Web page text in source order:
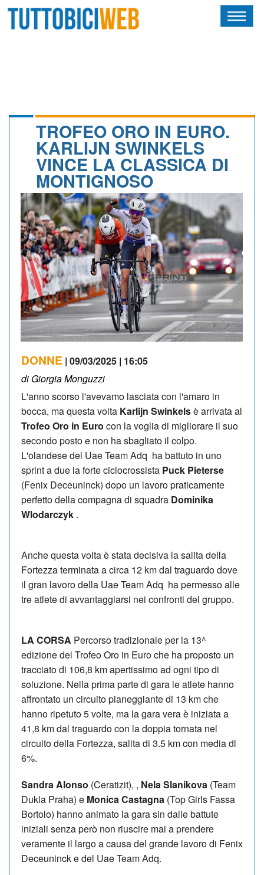
CALENDARIO
ALBI D'ORO
NEWSLETTER
TROFEO ORO IN EURO.
KARLIJN SWINKELS
VINCE LA CLASSICA DI
MONTIGNOSO
DONNE | 09/03/2025 | 16:05
di Giorgia Monguzzi
L'anno scorso l'avevamo lasciata con l'amaro in
bocca, ma questa volta Karlijn Swinkelsè arrivata al
Trofeo Oro in Euro con la voglia di migliorare il suo
secondo posto e non ha sbagliato il colpo.
L'olandese del Uae Team Adq ha battuto in uno
sprint a due la forte ciclocrossista Puck Pieterse
(Fenix Deceuninck) dopo un lavoro praticamente
perfetto della compagna di squadra Dominika
Wlodarczyk .
Anche questa volta è stata decisiva la salita della
Fortezza terminata a circa 12 km dal traguardo dove
il gran lavoro della Uae Team Adq ha permesso alle
tre atlete di avvantaggiarsi nei confronti del gruppo.
LA CORSA Percorso tradizionale per la 13^
edizione del Trofeo Oro in Euro che ha proposto un
tracciato di 106,8 km apertissimo ad ogni tipo di
soluzione. Nella prima parte di gara le atlete hanno
affrontato un circuito pianeggiante di 13 km che
hanno ripetuto 5 volte, ma la gara vera è iniziata a
41,8 km dal traguardo con la doppia tornata nel
circuito della Fortezza, salita di 3.5 km con media dl
6%.
Sandra Alonso (Ceratizit), , Nela Slanikova (Team
Dukla Praha) e Monica Castagna (Top Girls Fassa
Bortolo) hanno animato la gara sin dalle battute
iniziali senza però non riuscire mai a prendere
veramente il largo a causa del grande lavoro di Fenix
Deceuninck e del Uae Team Adq.